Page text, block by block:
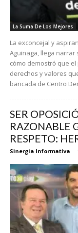
La Suma De Los Mejores
La exconcejal y
Aguinaga, llega narrar
cómo demostró que
derechos y valores
bancada de Centro
SER
RAZONABLE
RESPETO:
Sinergia Informativa -